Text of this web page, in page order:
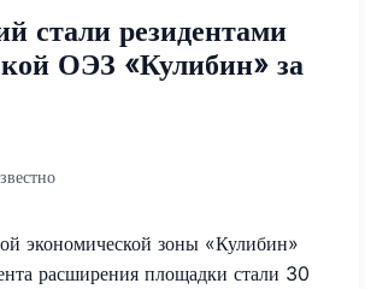
стали резидентами
ОЭЗ «Кулибин» за
экономической зоны «Кулибин»
расширения площадки стали 30